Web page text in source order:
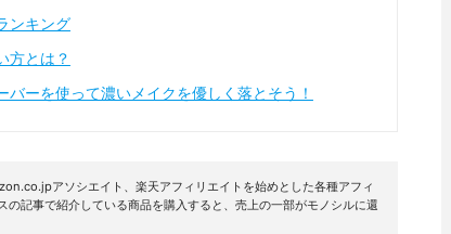
ンキング
方とは？
ーを使って濃いメイクを優しく落とそう！
アソシエイト、楽天アフィリエイトを始めとした各種アフィ
の記事で紹介している商品を購入すると、売上の一部がモノシルに還